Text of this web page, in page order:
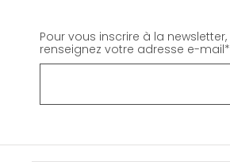
Pour vous inscrire à la newsletter,
renseignez votre adresse e-mail*